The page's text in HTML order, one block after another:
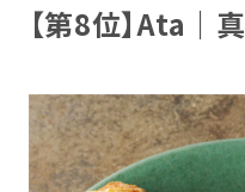
【第8位】Ata｜